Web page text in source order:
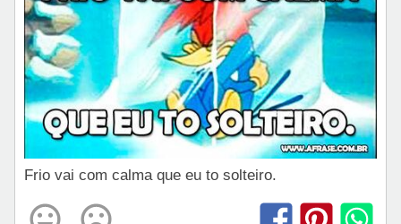
Frio vai com calma que eu to solteiro.